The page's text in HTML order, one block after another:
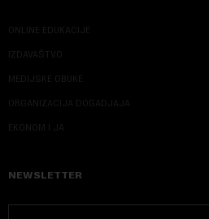
ONLINE EDUKACIJE
IZDAVAŠTVO
MEDIJSKE OBUKE
ORGANIZACIJA DOGADJAJA
EKONOM I JA
NEWSLETTER